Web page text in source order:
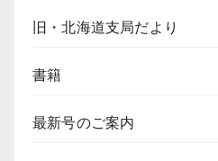
旧・北海道支局だより
書籍
最新号のご案内